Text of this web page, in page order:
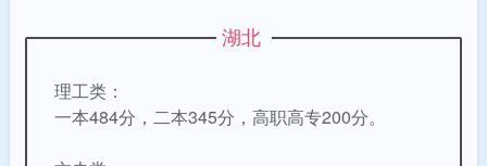
湖北
理工类：
一本484分，二本345分，高职高专200分。